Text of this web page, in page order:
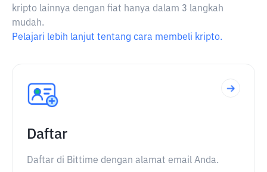
kripto lainnya dengan fiat hanya dalam 3 langkah
mudah.
Pelajari lebih lanjut tentang cara membeli kripto.
Daftar
Daftar di Bittime dengan alamat email Anda.